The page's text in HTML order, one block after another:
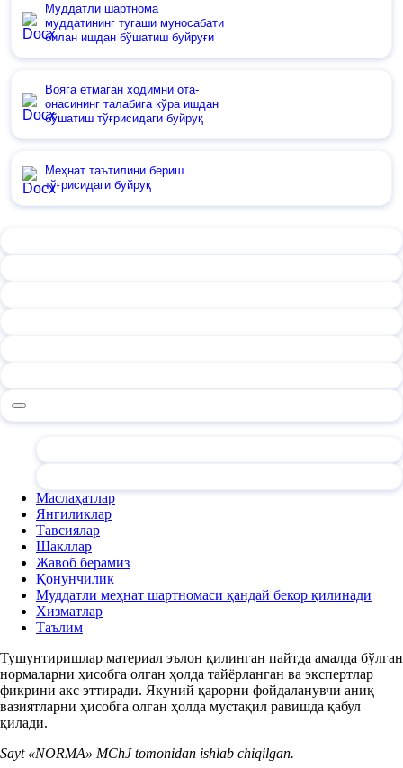
Муддатли шартнома
муддатининг тугаши муносабати
билан ишдан бўшатиш буйруғи
Вояга етмаган ходимни ота-
онасининг талабига кўра ишдан
бўшатиш тўғрисидаги буйруқ
Меҳнат таътилини бериш
тўғрисидаги буйруқ
Маслаҳатлар
Янгиликлар
Тавсиялар
Шакллар
Жавоб берамиз
Қонунчилик
Муддатли меҳнат шартномаси қандай бекор қилинади
Хизматлар
Таълим
Тушунтиришлар материал эълон қилинган пайтда амалда бўлган
нормаларни ҳисобга олган ҳолда тайёрланган ва экспертлар
фикрини акс эттиради. Якуний қарорни фойдаланувчи аниқ
вазиятларни ҳисобга олган ҳолда мустақил равишда қабул
қилади.
Sayt «NORMA» MChJ tomonidan ishlab chiqilgan.